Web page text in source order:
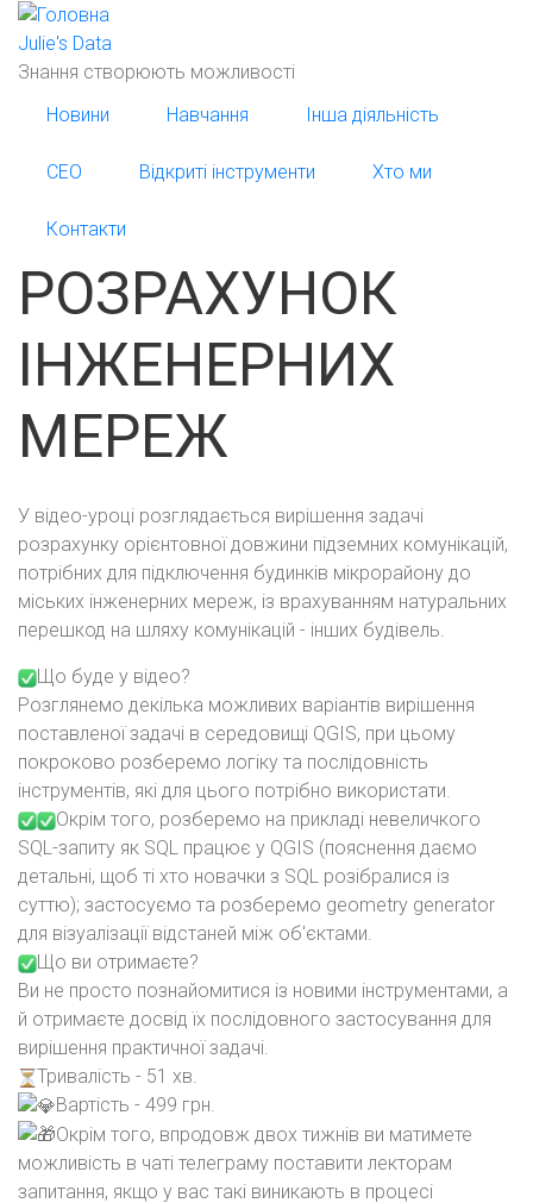
Перейти
до
основного
Julie's Data
Знання створюють можливості
Новини
Навчання Інша діяльність
СЕО Відкриті інструменти Хто ми
Контакти
РОЗРАХУНОК
ІНЖЕНЕРНИХ
МЕРЕЖ
У відео-уроці розглядається вирішення задачі
розрахунку орієнтовної довжини підземних комунікацій,
потрібних для підключення будинків мікрорайону до
міських інженерних мереж, із врахуванням натуральних
перешкод на шляху комунікацій - інших будівель.
Що буде у відео?
Розглянемо декілька можливих варіантів вирішення
поставленої задачі в середовищі QGIS, при цьому
покроково розберемо логіку та послідовність
інструментів, які для цього потрібно використати.
Окрім того, розберемо на прикладі невеличкого
SQL-запиту як SQL працює у QGIS (пояснення даємо
детальні, щоб ті хто новачки з SQL розібралися із
суттю); застосуємо та розберемо geometry generator
для візуалізації відстаней між об'єктами.
Що ви отримаєте?
Ви не просто познайомитися із новими інструментами, а
й отримаєте досвід їх послідовного застосування для
вирішення практичної задачі.
Тривалість - 51 хв.
Вартість - 499 грн.
Окрім того, впродовж двох тижнів ви матимете
можливість в чаті телеграму поставити лекторам
запитання, якщо у вас такі виникають в процесі